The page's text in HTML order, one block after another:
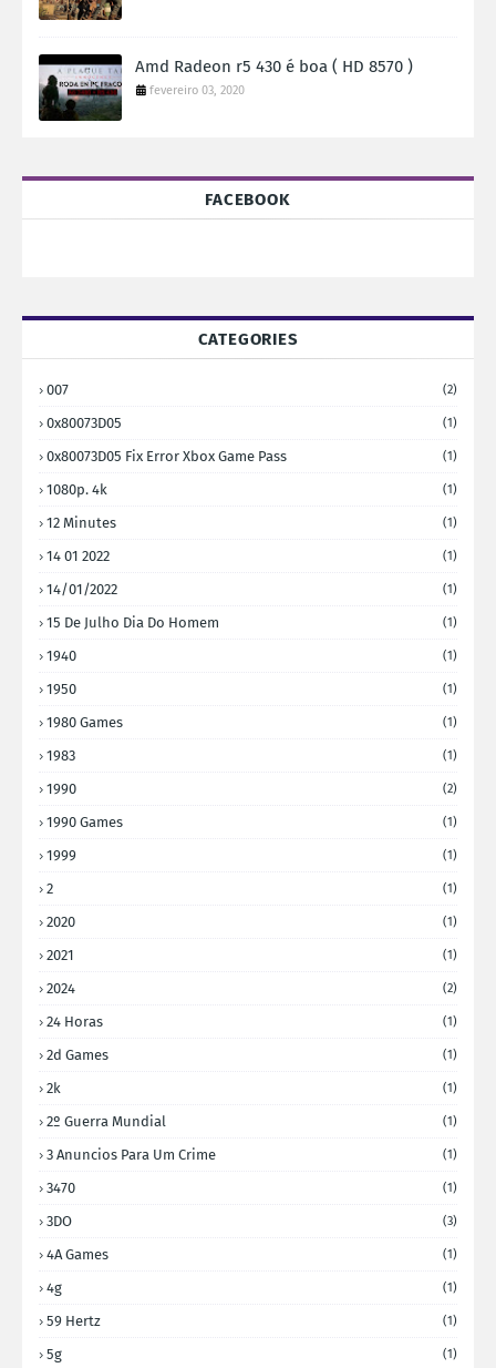
Amd Radeon r5 430 é boa ( HD 8570 )
fevereiro 03, 2020
FACEBOOK
CATEGORIES
007 (2)
0x80073D05 (1)
0x80073D05 Fix Error Xbox Game Pass (1)
1080p. 4k (1)
12 Minutes (1)
14 01 2022 (1)
14/01/2022 (1)
15 De Julho Dia Do Homem (1)
1940 (1)
1950 (1)
1980 Games (1)
1983 (1)
1990 (2)
1990 Games (1)
1999 (1)
2 (1)
2020 (1)
2021 (1)
2024 (2)
24 Horas (1)
2d Games (1)
2k (1)
2º Guerra Mundial (1)
3 Anuncios Para Um Crime (1)
3470 (1)
3DO (3)
4A Games (1)
4g (1)
59 Hertz (1)
5g (1)